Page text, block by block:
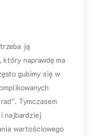
ją
naprawdę ma
gubimy się w
Tymczasem
najbardziej
wartościowego